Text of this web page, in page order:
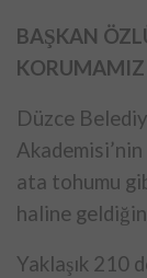
BAŞKAN
Düzce
ata tohumu
haline
Yaklaşık 210